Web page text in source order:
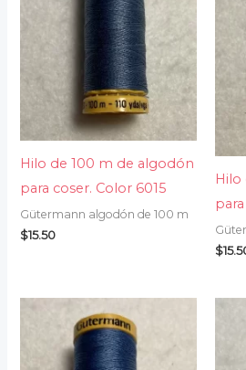
Hilo de 100 m de algodón
para coser. Color 6015
Gütermann algodón de 100 m
$15.50
Hilo
$